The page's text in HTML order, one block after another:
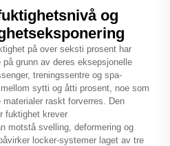
og
på over seksti prosent har
grunn av deres eksepsjonelle
treningssentre og spa-
sytti og åtti prosent, noe som
raskt forverres. Den
fuktighet krever
motstå svelling, deformering og
locker-systemer laget av tre